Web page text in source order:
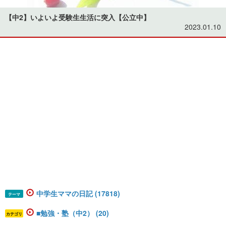
【中2】いよいよ受験生生活に突入【公立中】
2023.01.10
テーマ 中学生ママの日記 (17818)
カテゴリ ■勉強・塾（中2） (20)